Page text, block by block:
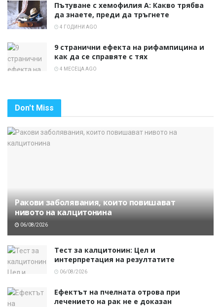
Пътуване с хемофилия А: Какво трябва
да знаете, преди да тръгнете
4 ГОДИНИ AGO
9 странични ефекта на рифампицина и
как да се справяте с тях
4 МЕСЕЦА AGO
Don't Miss
Ракови заболявания, които повишават
нивото на калцитонина
06/08/2026
Тест за калцитонин: Цел и
интерпретация на резултатите
06/08/2026
Ефектът на пчелната отрова при
лечението на рак не е доказан